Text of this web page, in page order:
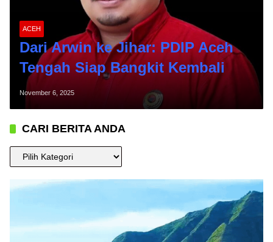
ACEH
Dari Arwin ke Jihar: PDIP Aceh
Tengah Siap Bangkit Kembali
November 6, 2025
CARI BERITA ANDA
CARI
BERITA